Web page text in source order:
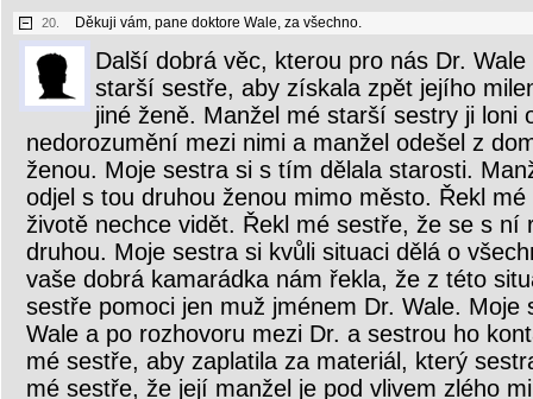
20. Děkuji vám, pane doktore Wale, za všechno.
Další dobrá věc, kterou pro nás Dr.
starší sestře, aby získala zpět jejího
jiné ženě. Manžel mé starší sestry ji loni
nedorozumění mezi nimi a manžel odešel z
ženou. Moje sestra si s tím dělala starosti.
odjel s tou druhou ženou mimo město. Řekl
životě nechce vidět. Řekl mé sestře, že se s ní
druhou. Moje sestra si kvůli situaci dělá o
vaše dobrá kamarádka nám řekla, že z této
sestře pomoci jen muž jménem Dr. Wale. Moje
Wale a po rozhovoru mezi Dr. a sestrou ho
mé sestře, aby zaplatila za materiál, který
mé sestře, že její manžel je pod vlivem zlého